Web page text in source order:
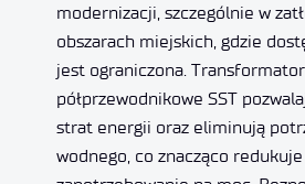
modernizacji, szczególnie w
obszarach miejskich, gdzie
jest ograniczona.
półprzewodnikowe SST
strat energii oraz eliminują
wodnego, co znacząco redukuje